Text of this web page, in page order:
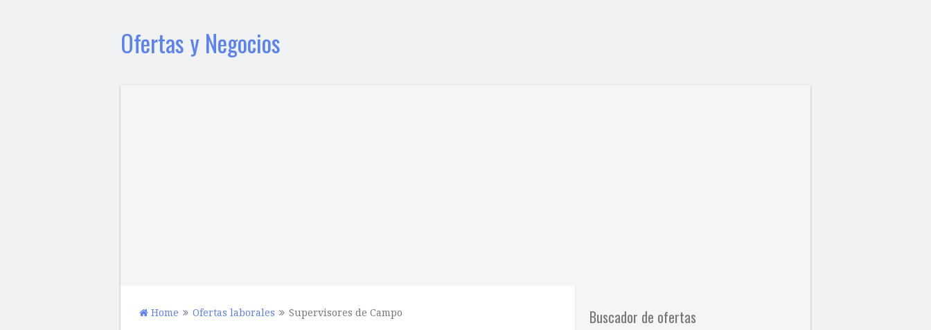
Ofertas y Negocios
Home Ofertas laborales Supervisores de Campo Buscador de ofertas